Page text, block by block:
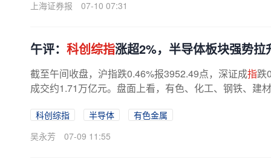
上海证券报
07-10 07:31
午评： 科创综指涨超2%，半导体板块强势
截至午间收盘，沪指跌0.46%报3952.49点，深证成指跌
成交约1.71万亿元。盘面上看，有色、化工、钢铁、建
科创综指 半导体
有色金属
吴永芳
07-09 11:55